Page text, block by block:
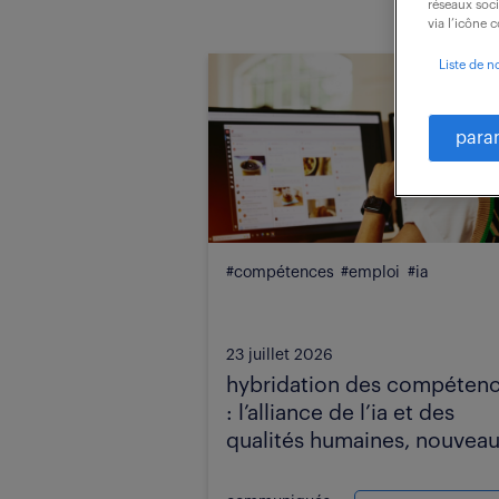
#compétences #emploi #ia
23 juillet 2026
hybridation des
: l’alliance de l’ia et des
qualités humaines, nouveau
réseaux
via l’icône
Liste de